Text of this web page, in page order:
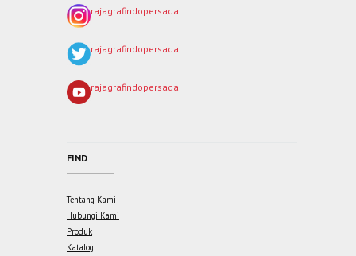
rajagrafindopersada
rajagrafindopersada
rajagrafindopersada
FIND
Tentang Kami
Hubungi Kami
Produk
Katalog